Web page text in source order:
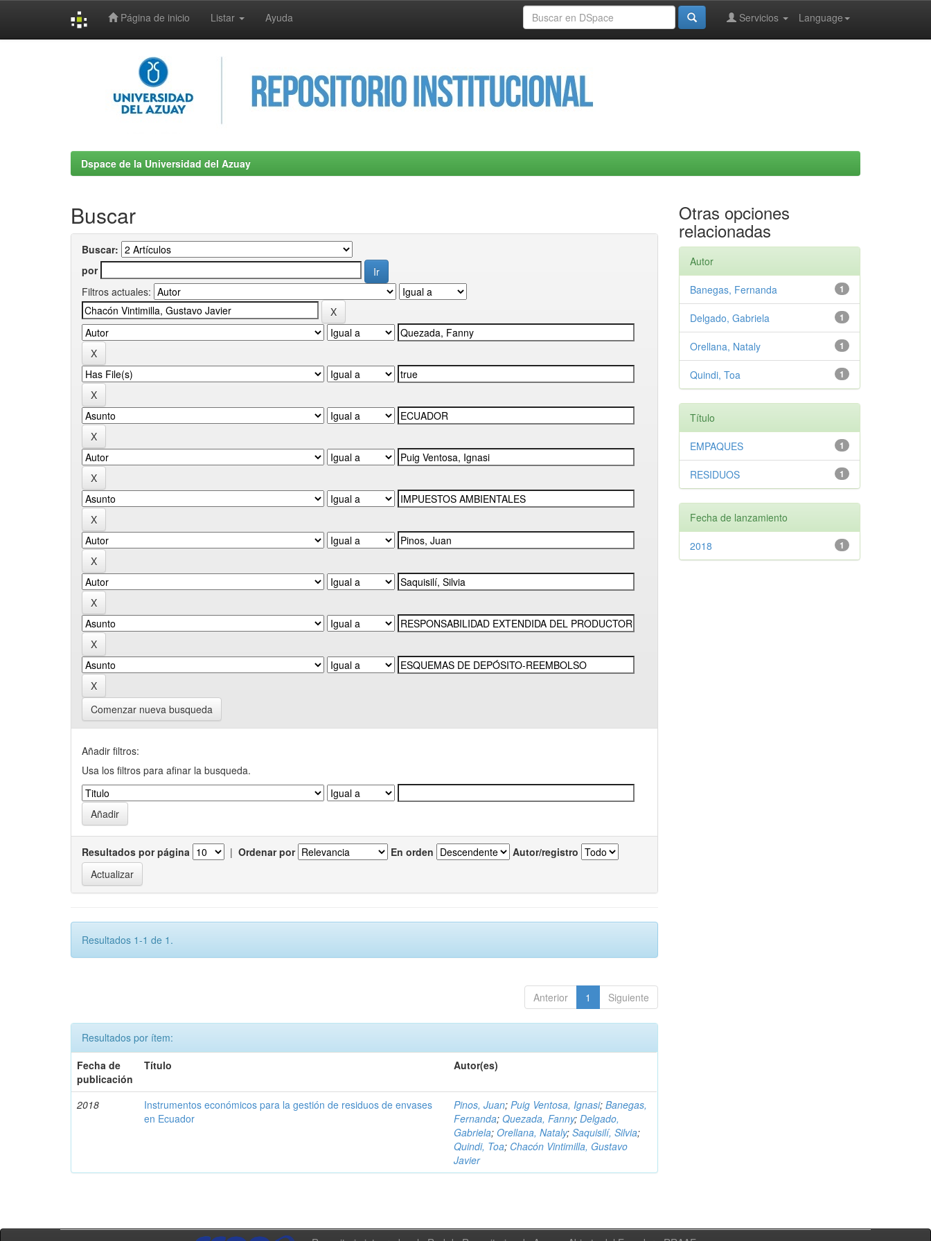
Página de inicio Listar Ayuda Language
Servicios
Dspace de la Universidad del Azuay
Buscar
Buscar:
por
Filtros actuales:
Comenzar nueva busqueda
Añadir filtros:
Usa los filtros para afinar la busqueda.
Resultados por página | Ordenar por En orden Autor/registro
Resultados 1-1 de 1.
Anterior 1 Siguiente
Resultados por ítem:
Fecha de
publicación
Título Autor(es)
2018
Instrumentos económicos para la gestión de residuos de envases
en Ecuador
Pinos, Juan;Puig Ventosa, Ignasi;Banegas,
Fernanda;Quezada, Fanny;Delgado,
Gabriela;Orellana, Nataly;Saquisilí, Silvia;
Quindi, Toa; Chacón Vintimilla, Gustavo
Javier
Otras opciones
relacionadas
Autor
1
Banegas, Fernanda
1
Delgado, Gabriela
1
Orellana, Nataly
1
Quindi, Toa
Título
1
EMPAQUES
1
RESIDUOS
Fecha de lanzamiento
1
2018